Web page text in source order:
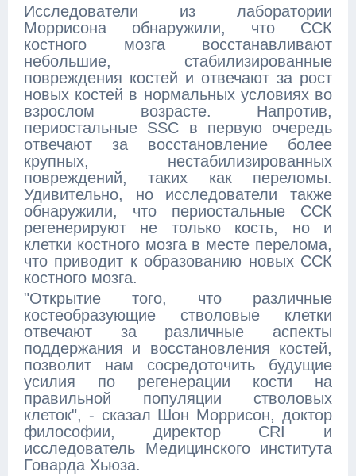
Исследователи из лаборатории
Моррисона обнаружили, что ССК
костного мозга восстанавливают
небольшие, стабилизированные
повреждения костей и отвечают за рост
новых костей в нормальных условиях во
взрослом возрасте. Напротив,
периостальные SSC в первую очередь
отвечают за восстановление более
крупных, нестабилизированных
повреждений, таких как переломы.
Удивительно, но исследователи также
обнаружили, что периостальные ССК
регенерируют не только кость, но и
клетки костного мозга в месте перелома,
что приводит к образованию новых ССК
костного мозга.
"Открытие того, что различные
костеобразующие стволовые клетки
отвечают за различные аспекты
поддержания и восстановления костей,
позволит нам сосредоточить будущие
усилия по регенерации кости на
правильной популяции стволовых
клеток", - сказал Шон Моррисон, доктор
философии, директор CRI и
исследователь Медицинского института
Говарда Хьюза.